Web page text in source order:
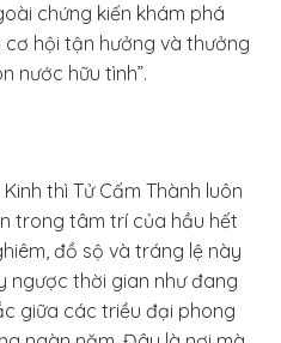
chứng kiến khám phá
hội tận hưởng và thưởng
nước hữu tình”.
thì Tử Cấm Thành luôn
trong tâm trí của hầu hết
đồ sộ và tráng lệ này
ngược thời gian như đang
giữa các triều đại phong